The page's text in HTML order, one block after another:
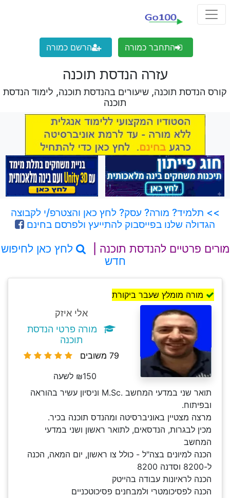
התחבר כמורה הרשם כמורה
עזרה הנדסת תוכנה
קורס הנדסת תוכנה, שיעורים בהנדסת תוכנה, לימוד הנדסת
תוכנה
>> תלמיד? מורה? עסק? לחץ כאן והצטרפ/י לקבוצה
הגדולה שלנו בפייסבוק להתייעץ ולפרסם בחינם
מורים פרטיים להנדסת תוכנה |
לחץ כאן לחיפוש
חדש
מורה מומלץ שעבר ביקורת
אלי איזק
מורה פרטי הנדסת
תוכנה
79 משובים
₪150 לשעה
תואר שני במדעי המחשב .M.Sc וניסיון עשיר בהוראה
ובפיתוח.
מרצה מצטיין באוניברסיטה ומהנדס תוכנה בכיר.
מכין לבגרות, הנדסאים, לתואר ראשון ושני במדעי
המחשב
הכנה למיונים בצה"ל - כולל צו ראשון, יום המאה, הכנה
ל-8200 וסדנה 8200
הכנה לראיונות עבודה בהייטק
הכנה לפסיכומטרי ולמבחנים פסיכוטכניים